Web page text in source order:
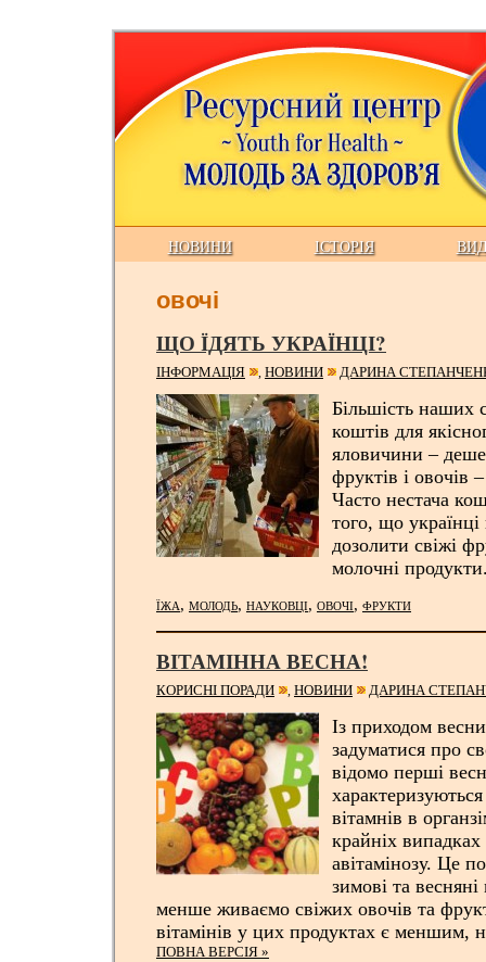
НОВИНИ ІСТОРІЯ
овочі
ЩО ЇДЯТЬ УКРАЇНЦІ?
ІНФОРМАЦІЯ , НОВИНИ ДАРИНА
Більшість наших
коштів для
яловичини –
фруктів і овочів
Часто нестача
того, що
дозолити свіжі
молочні
ЇЖА, МОЛОДЬ, НАУКОВЦІ, ОВОЧІ, ФРУКТИ
ВІТАМІННА ВЕСНА!
КОРИСНІ ПОРАДИ , НОВИНИ ДАРИНА
Із приходом
задуматися про
відомо перші
вітамнів в
крайніх
авітамінозу. Це
зимові та
менше живаємо свіжих овочів та
вітамінів у цих продуктах є меншим,
ПОВНА ВЕРСІЯ »